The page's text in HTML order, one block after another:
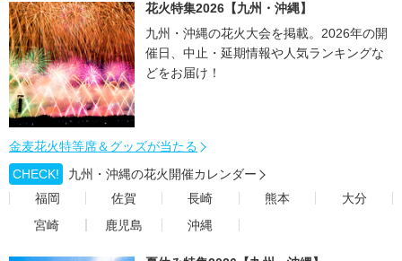
花火特集2026【九州・沖縄】
九州・沖縄の花火大会を掲載。2026年の開
催日、中止・延期情報や人気ランキングな
どをお届け！
金麦花火特等席＆グッズが当たる
CHECK!
九州・沖縄の花火開催カレンダー
福岡
佐賀 長崎 熊本
大分
宮崎
鹿児島 沖縄